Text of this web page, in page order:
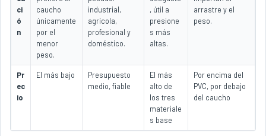
ci
ó
n
caucho
únicamente
por el
menor
peso.
industrial,
agrícola,
profesional y
doméstico.
, útil a
presione
s más
altas.
arrastre y el
peso.
Pr
ec
io
El más bajo
Presupuesto
medio, fiable
El más
alto de
los tres
materiale
s base
Por encima del
PVC, por debajo
del caucho